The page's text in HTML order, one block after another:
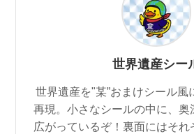
世界遺産シー
世界遺産を"某”おまけシール風
再現。小さなシールの中に、奥
広がっているぞ！裏面にはそ